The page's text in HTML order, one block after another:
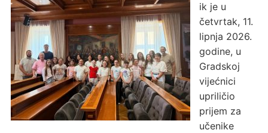
ik je u
četvrtak, 11.
lipnja 2026.
godine, u
Gradskoj
vijećnici
upriličio
prijem za
učenike